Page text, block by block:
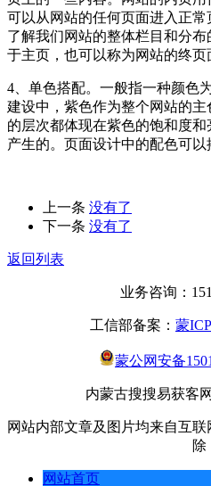
可以从网站的任何页面进入正
了解我们网站的整体栏目和分
于主页，也可以称为网站的终页
4、单色搭配。一般指一种颜色
建设中，紫色作为整个网站的
的层次都体现在紫色的饱和度
产生的。页面设计中的配色可以
上一条 没有了
下一条 没有了
返回列表
业务咨询：
工信部备案： 蒙
蒙公网安备
内蒙古搜搜易获客
网站内部文章及图片均来自互
除
网站首页